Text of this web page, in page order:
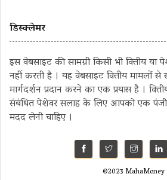
डिस्क्लेमर
इस वेबसाइट की सामग्री किसी भी वित्तीय या
नहीं करती है । यह वेबसाइट वित्तीय मामलों
मार्गदर्शन प्रदान करने का एक प्रयास है ।
संबंधित पेशेवर सलाह के लिए आपको एक
मदद लेनी चाहिए ।
©2023 MahaMoney